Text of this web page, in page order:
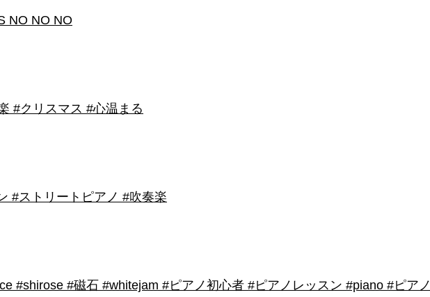
NO NO NO
#クリスマス #心温まる
#ストリートピアノ #吹奏楽
#shirose #磁石 #whitejam #ピアノ初心者 #ピアノレッスン #piano #ピアノ